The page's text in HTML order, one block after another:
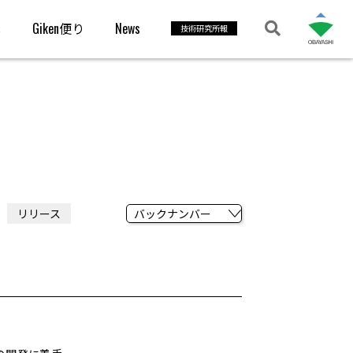
Giken便り News 技術研究所報
リリース